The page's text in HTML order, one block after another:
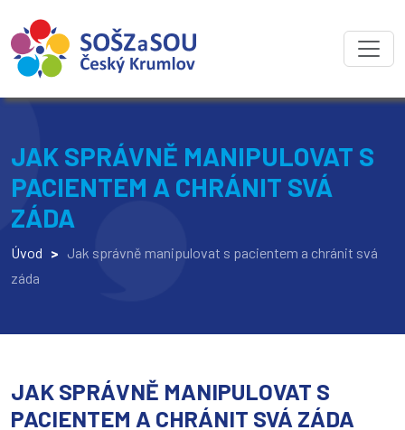
JAK SPRÁVNĚ MANIPULOVAT S
PACIENTEM A CHRÁNIT SVÁ
ZÁDA
Úvod > Jak správně manipulovat s pacientem a chránit svá
záda
JAK SPRÁVNĚ MANIPULOVAT S
PACIENTEM A CHRÁNIT SVÁ ZÁDA